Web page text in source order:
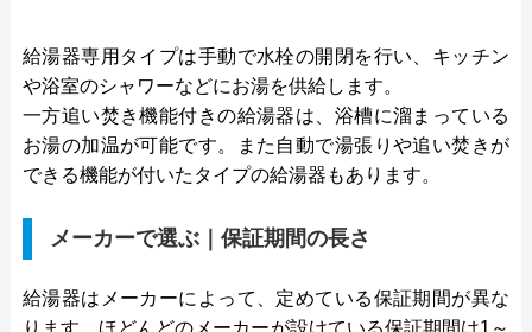
給湯器専用タイプは手動で水栓の開閉を行い、キッチン
や浴室のシャワーなどにお湯を供給します。
一方追い焚き機能付きの給湯器は、浴槽に溜まっている
お湯の加温が可能です。また自動で湯張りや追い焚きが
できる機能が付いたタイプの給湯器もあります。
メーカーで選ぶ｜保証期間の長さ
給湯器はメーカーによって、定めている保証期間が異な
ります。ほどんどのメーカーが設けている保証期間は1～